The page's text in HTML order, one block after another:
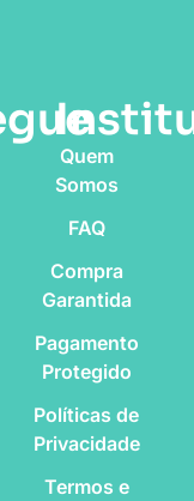
Quem
Somos
FAQ
Compra
Garantida
Pagamento
Protegido
Políticas de
Privacidade
Termos e